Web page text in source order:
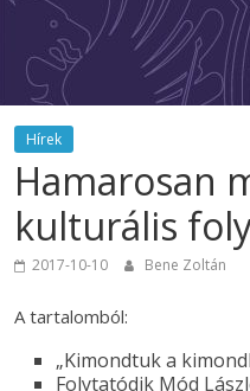
Hírek
Hamarosan
kulturális
2017-10-10 Bene Zoltán
A tartalomból:
„Kimondtuk a
Folytatódik Mód